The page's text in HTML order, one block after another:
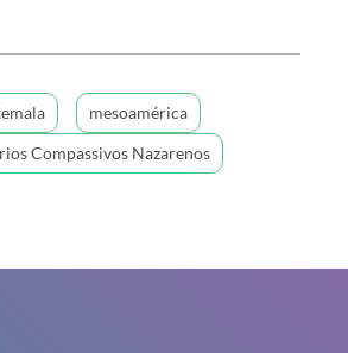
mesoamérica
Compassivos Nazarenos